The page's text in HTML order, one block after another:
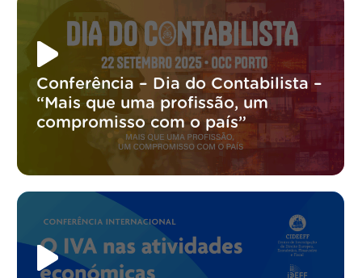
Conferência – Dia do Contabilista –
“Mais que uma profissão, um
compromisso com o país”